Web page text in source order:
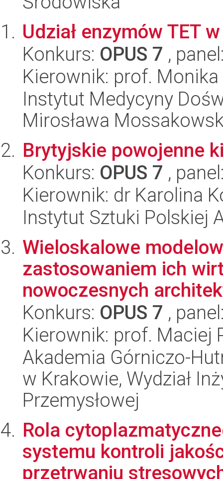
Udział enzymów TET
Konkurs: OPUS 7 ,
Kierownik: prof.
Instytut Medycyny
Mirosława
Brytyjskie powojenne
Konkurs: OPUS 7 ,
Kierownik: dr Karolina
Instytut Sztuki Polskiej
Wieloskalowe
zastosowaniem ich
nowoczesnych
Konkurs: OPUS 7 ,
Kierownik: prof. Maciej
Akademia Górniczo-
w Krakowie, Wydział
Przemysłowej
Rola
systemu kontroli
przetrwaniu